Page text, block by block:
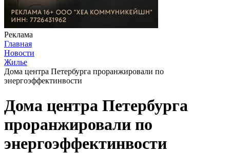
Реклама
Главная
Новости
Жилье
Дома центра Петербурга проранжировали по
энергоэффектинвости
Дома центра Петербурга
проранжировали по
энергоэффектинвости